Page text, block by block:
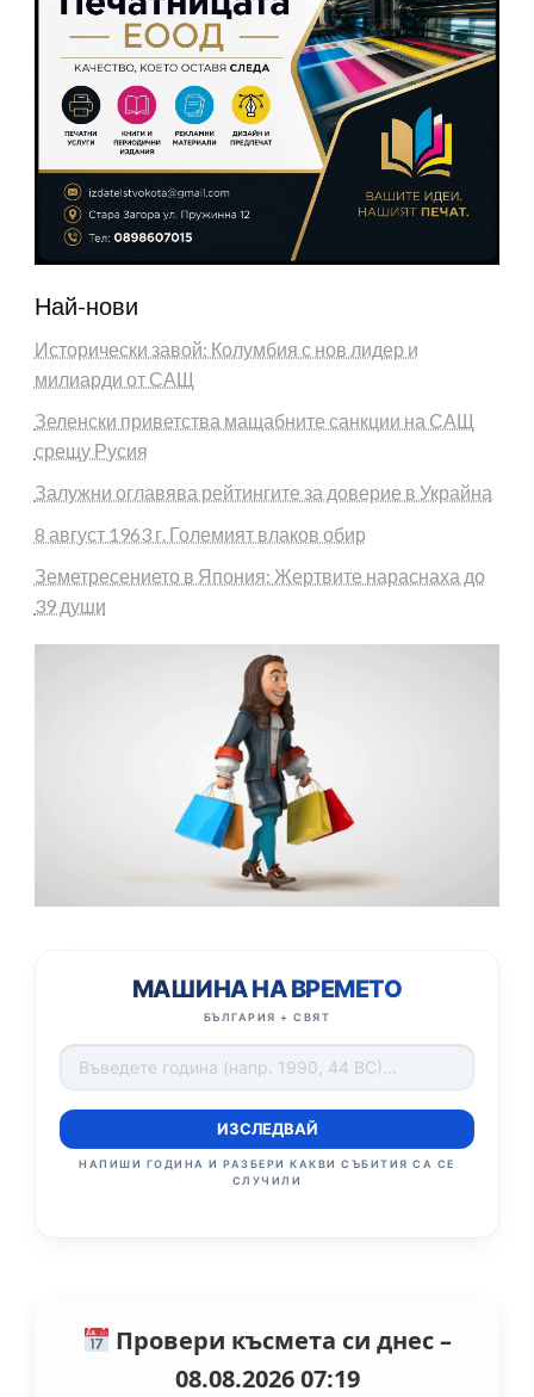
Най-нови
Исторически завой: Колумбия с нов лидер и
милиарди от САЩ
Зеленски приветства мащабните санкции на САЩ
срещу Русия
Залужни оглавява рейтингите за доверие в Украйна
8 август 1963 г. Големият влаков обир
Земетресението в Япония: Жертвите нараснаха до
39 души
МАШИНА НА ВРЕМЕТО
БЪЛГАРИЯ + СВЯТ
ИЗСЛЕДВАЙ
НАПИШИ ГОДИНА И РАЗБЕРИ КАКВИ СЪБИТИЯ СА СЕ
СЛУЧИЛИ
Провери късмета си днес –
08.08.2026 07:19